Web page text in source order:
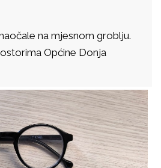
na mjesnom groblju.
Općine Donja